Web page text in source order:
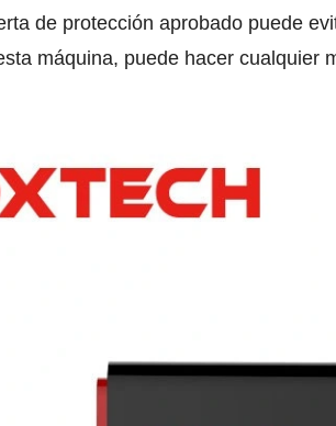
de protección aprobado puede
máquina, puede hacer cualquier